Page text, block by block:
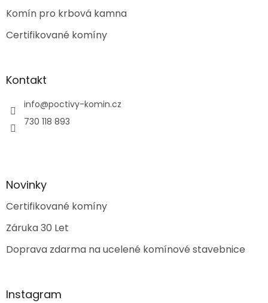
Komín pro krbová kamna
Certifikované komíny
Kontakt
info@poctivy-komin.cz
730 118 893
Novinky
Certifikované komíny
Záruka 30 Let
Doprava zdarma na ucelené komínové stavebnice
Instagram